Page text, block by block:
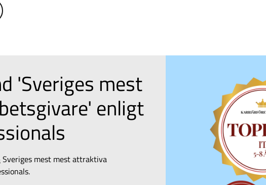
'Sveriges mest
enligt
Sveriges mest mest attraktiva